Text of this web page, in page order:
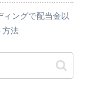
ィングで配当金以
方法